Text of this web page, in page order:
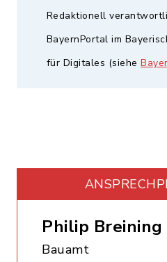
Redaktionell
BayernPortal im
für Digitales (siehe
Philip Breining
Bauamt